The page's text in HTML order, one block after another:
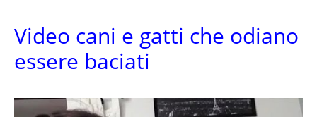
Video cani e gatti che odiano
essere baciati